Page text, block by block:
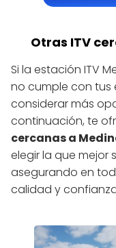
Otras ITV
Si la estación ITV
no cumple con tus
considerar más
continuación, te
cercanas a
elegir la que mejor
asegurando en
calidad y